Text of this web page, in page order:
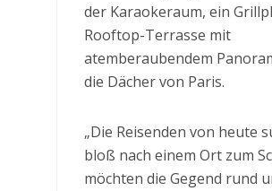
der Karaokeraum, ein
Rooftop-Terrasse mit
atemberaubendem
die Dächer von Paris.
„Die Reisenden von heute
bloß nach einem Ort zum
möchten die Gegend rund